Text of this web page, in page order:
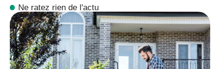
Ne ratez rien de l'actu